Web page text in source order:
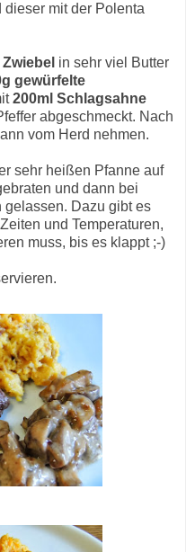
mit der Polenta
in sehr viel Butter
gewürfelte
200ml Schlagsahne
abgeschmeckt. Nach
vom Herd nehmen.
sehr heißen Pfanne auf
und dann bei
gelassen. Dazu gibt es
und Temperaturen,
muss, bis es klappt ;-)